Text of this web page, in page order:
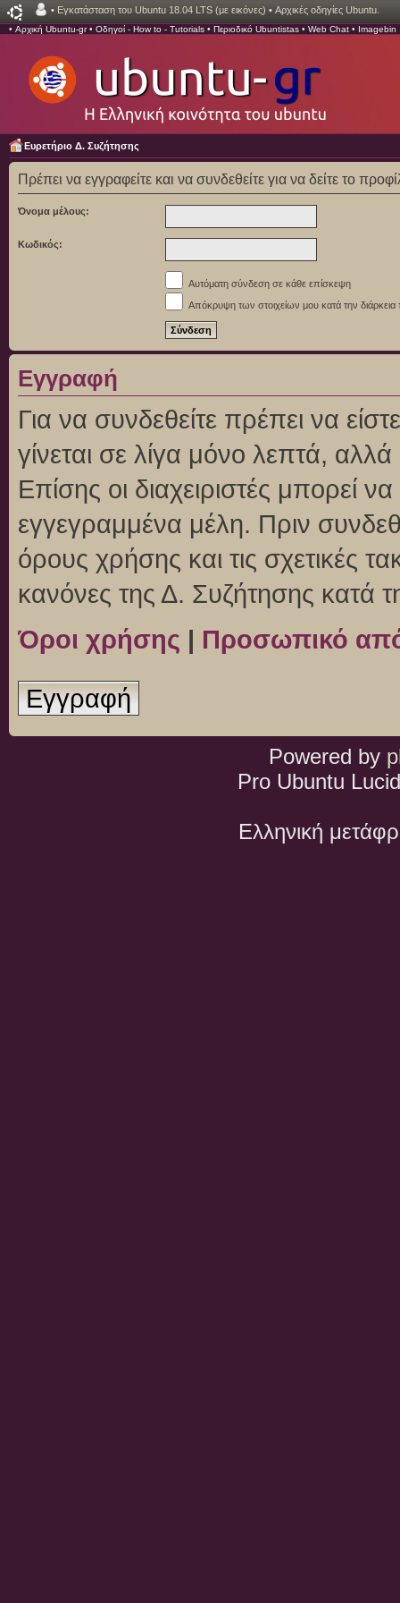
• Εγκατάσταση του Ubuntu 18.04 LTS (με εικόνες) • Αρχικές οδηγίες Ubuntu.
• Αρχική Ubuntu-gr• Οδηγοί - How to - Tutorials • Περιοδικό Ubuntistas • Web Chat • Imagebin
Ευρετήριο Δ. Συζήτησης
Πρέπει να εγγραφείτε και να συνδεθείτε για να δείτε το
Όνομα μέλους:
Κωδικός:
Αυτόματη σύνδεση σε κάθε επίσκεψη
Απόκρυψη των στοιχείων μου κατά την διάρκεια
Εγγραφή
Για να συνδεθείτε πρέπει να
γίνεται σε λίγα μόνο λεπτά,
Επίσης οι διαχειριστές μπορεί
εγγεγραμμένα μέλη. Πριν
όρους χρήσης και τις σχετικές
κανόνες της Δ. Συζήτησης κατά
Όροι χρήσης | Προσωπικό
Εγγραφή
Powered by
Pro Ubuntu
Ελληνική